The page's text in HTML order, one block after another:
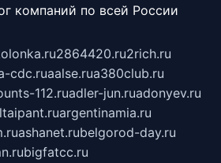
компаний по всей России
2864420.ru2rich.ru
cdc.ruaalse.rua380club.ru
112.ruadler-jun.ruadonyev.ru
argentinamia.ru
ashanet.rubelgorod-day.ru
bigfatcc.ru